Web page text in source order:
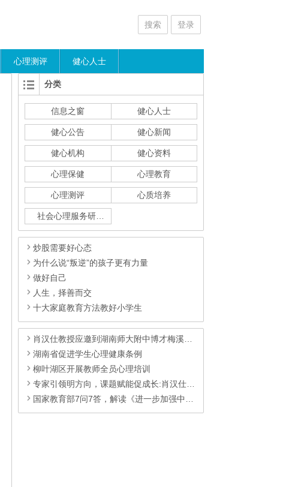
搜索 登录
心理测评 健心人士
分类
信息之窗 健心人士
健心公告 健心新闻
健心机构 健心资料
心理保健 心理教育
心理测评 心质培养
炒股需要好心态
为什么说“叛逆”的孩子更有力量
做好自己
人生，择善而交
十大家庭教育方法教好小学生
肖汉仕教授应邀到湖南师大附中博才梅溪湖中学为教师开展健心讲座
湖南省促进学生心理健康条例
柳叶湖区开展教师全员心理培训
专家引领明方向，课题赋能促成长:肖汉仕到浏阳职中指导心育研究
国家教育部7问7答，解读《进一步加强中小学生心理健康工作十条措施》